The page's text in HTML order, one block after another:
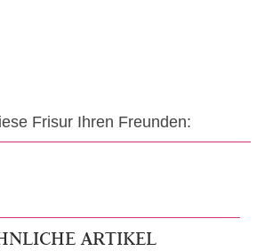
Frisur Ihren Freunden:
ARTIKEL